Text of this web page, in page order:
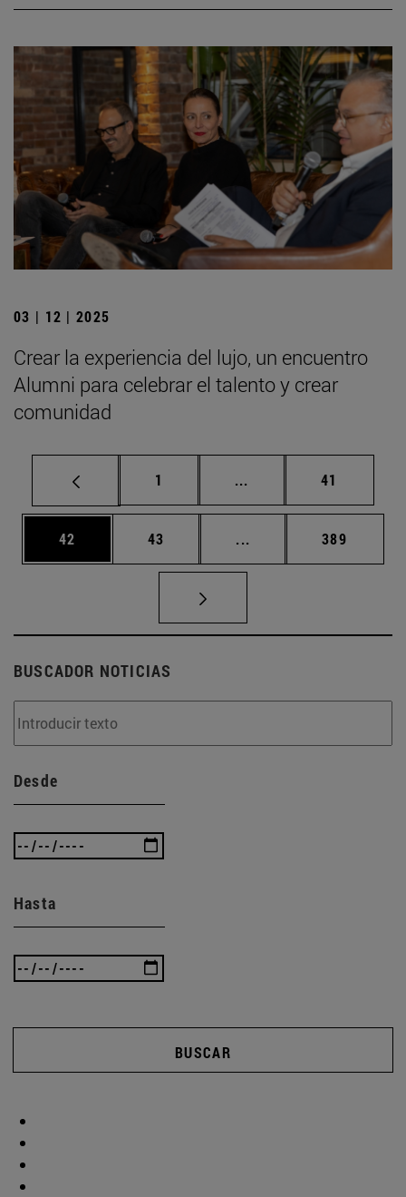
03 | 12 | 2025
Crear la experiencia del lujo, un encuentro
Alumni para celebrar el talento y crear
comunidad
Página
1 ... Páginas intermedias
Página
41
Página
42 Página
43 ... Páginas intermedias
Página
389
BUSCADOR NOTICIAS
Desde
Hasta
BUSCAR